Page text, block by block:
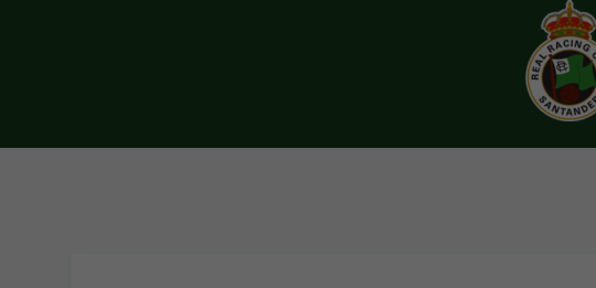
Skip to main content